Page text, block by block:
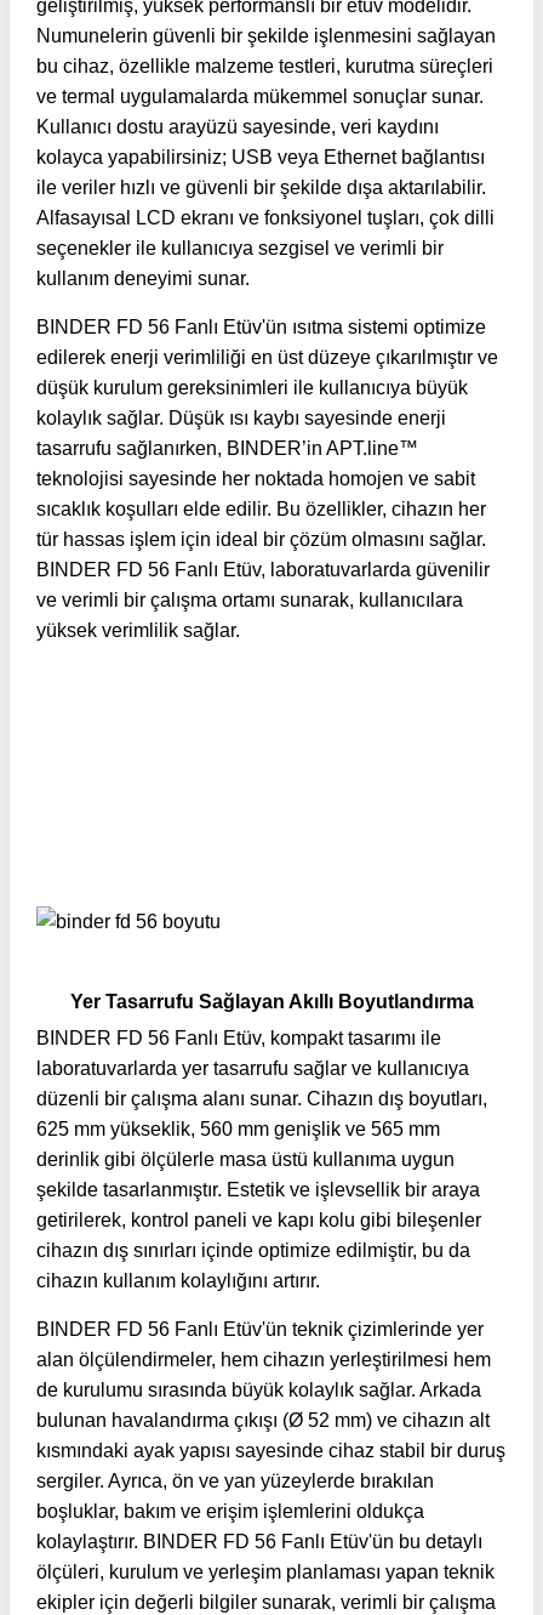
geliştirilmiş, yüksek performanslı bir etüv modelidir.
Numunelerin güvenli bir şekilde işlenmesini sağlayan
bu cihaz, özellikle malzeme testleri, kurutma süreçleri
ve termal uygulamalarda mükemmel sonuçlar sunar.
Kullanıcı dostu arayüzü sayesinde, veri kaydını
kolayca yapabilirsiniz; USB veya Ethernet bağlantısı
ile veriler hızlı ve güvenli bir şekilde dışa aktarılabilir.
Alfasayısal LCD ekranı ve fonksiyonel tuşları, çok dilli
seçenekler ile kullanıcıya sezgisel ve verimli bir
kullanım deneyimi sunar.
BINDER FD 56 Fanlı Etüv'ün ısıtma sistemi optimize
edilerek enerji verimliliği en üst düzeye çıkarılmıştır ve
düşük kurulum gereksinimleri ile kullanıcıya büyük
kolaylık sağlar. Düşük ısı kaybı sayesinde enerji
tasarrufu sağlanırken, BINDER’in APT.line™
teknolojisi sayesinde her noktada homojen ve sabit
sıcaklık koşulları elde edilir. Bu özellikler, cihazın her
tür hassas işlem için ideal bir çözüm olmasını sağlar.
BINDER FD 56 Fanlı Etüv, laboratuvarlarda güvenilir
ve verimli bir çalışma ortamı sunarak, kullanıcılara
yüksek verimlilik sağlar.
Yer Tasarrufu Sağlayan Akıllı Boyutlandırma
BINDER FD 56 Fanlı Etüv, kompakt tasarımı ile
laboratuvarlarda yer tasarrufu sağlar ve kullanıcıya
düzenli bir çalışma alanı sunar. Cihazın dış boyutları,
625 mm yükseklik, 560 mm genişlik ve 565 mm
derinlik gibi ölçülerle masa üstü kullanıma uygun
şekilde tasarlanmıştır. Estetik ve işlevsellik bir araya
getirilerek, kontrol paneli ve kapı kolu gibi bileşenler
cihazın dış sınırları içinde optimize edilmiştir, bu da
cihazın kullanım kolaylığını artırır.
BINDER FD 56 Fanlı Etüv'ün teknik çizimlerinde yer
alan ölçülendirmeler, hem cihazın yerleştirilmesi hem
de kurulumu sırasında büyük kolaylık sağlar. Arkada
bulunan havalandırma çıkışı (Ø 52 mm) ve cihazın alt
kısmındaki ayak yapısı sayesinde cihaz stabil bir duruş
sergiler. Ayrıca, ön ve yan yüzeylerde bırakılan
boşluklar, bakım ve erişim işlemlerini oldukça
kolaylaştırır. BINDER FD 56 Fanlı Etüv'ün bu detaylı
ölçüleri, kurulum ve yerleşim planlaması yapan teknik
ekipler için değerli bilgiler sunarak, verimli bir çalışma